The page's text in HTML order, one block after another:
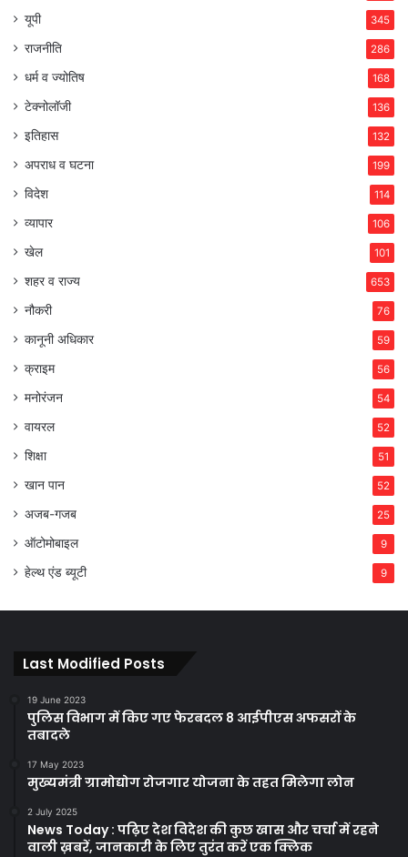
यूपी 345
राजनीति 286
धर्म व ज्योतिष 168
टेक्नोलॉजी 136
इतिहास 132
अपराध व घटना 199
विदेश 114
व्यापार 106
खेल 101
शहर व राज्य 653
नौकरी 76
कानूनी अधिकार 59
क्राइम 56
मनोरंजन 54
वायरल 52
शिक्षा 51
खान पान 52
अजब-गजब 25
ऑटोमोबाइल 9
हेल्थ एंड ब्यूटी 9
Last Modified Posts
19 June 2023
पुलिस विभाग में किए गए फेरबदल 8 आईपीएस अफसरों के
तबादले
17 May 2023
मुख्यमंत्री ग्रामोद्योग रोजगार योजना के तहत मिलेगा लोन
2 July 2025
News Today : पढ़िए देश विदेश की कुछ खास और चर्चा में रहने
वाली ख़बरें, जानकारी के लिए तुरंत करें एक क्लिक